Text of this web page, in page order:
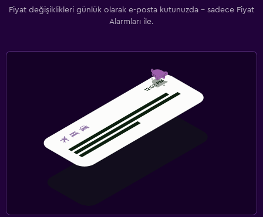
Fiyat değişiklikleri günlük olarak e-posta kutunuzda - sadece Fiyat
Alarmları ile.